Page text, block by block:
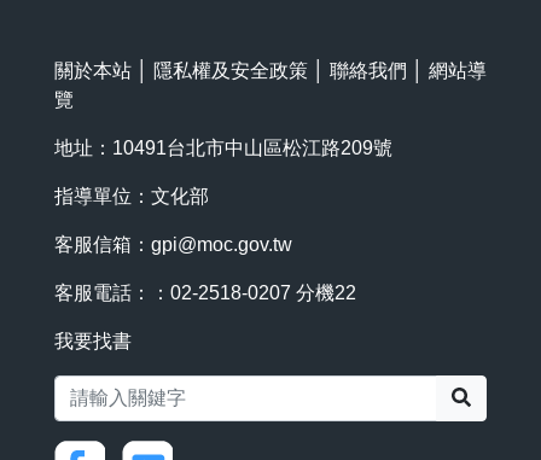
關於本站 隱私權及安全政策 聯絡我們
網站導
覽
地址：10491台北市中山區松江路209號
指導單位：文化部
客服信箱： gpi@moc.gov.tw
客服電話：：02-2518-0207 分機22
我要找書